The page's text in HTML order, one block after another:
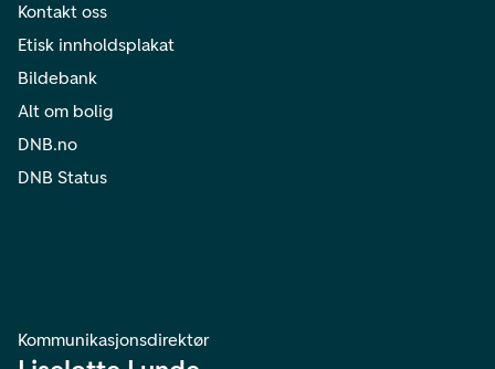
Kontakt oss
Etisk innholdsplakat
Bildebank
Alt om bolig
DNB.no
DNB Status
Kommunikasjonsdirektør